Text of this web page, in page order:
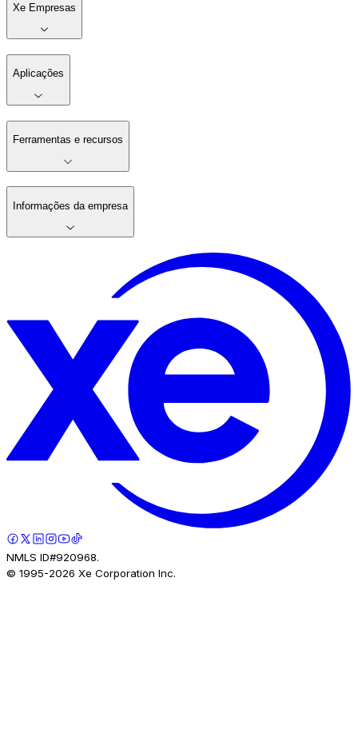
Xe Empresas
Aplicações
Ferramentas e recursos
Informações da empresa
NMLS ID#920968.
© 1995-2026 Xe Corporation Inc.